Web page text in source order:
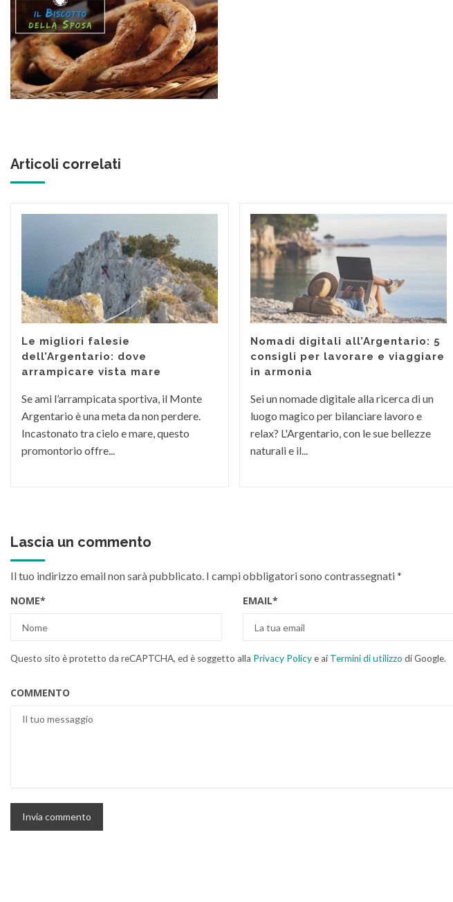
Articoli correlati
Le migliori falesie
dell’Argentario: dove
arrampicare vista mare
Se ami l’arrampicata sportiva, il Monte
Argentario è una meta da non perdere.
Incastonato tra cielo e mare, questo
promontorio offre...
Nomadi digitali all’Argentario: 5
consigli per lavorare e viaggiare
in armonia
Sei un nomade digitale alla ricerca di un
luogo magico per bilanciare lavoro e
relax? L'Argentario, con le sue bellezze
naturali e il...
Lascia un commento
Il tuo indirizzo email non sarà pubblicato. I campi obbligatori sono contrassegnati*
NOME* EMAIL*
Questo sito è protetto da reCAPTCHA, ed è soggetto alla Privacy Policye ai Termini di utilizzo di Google.
COMMENTO